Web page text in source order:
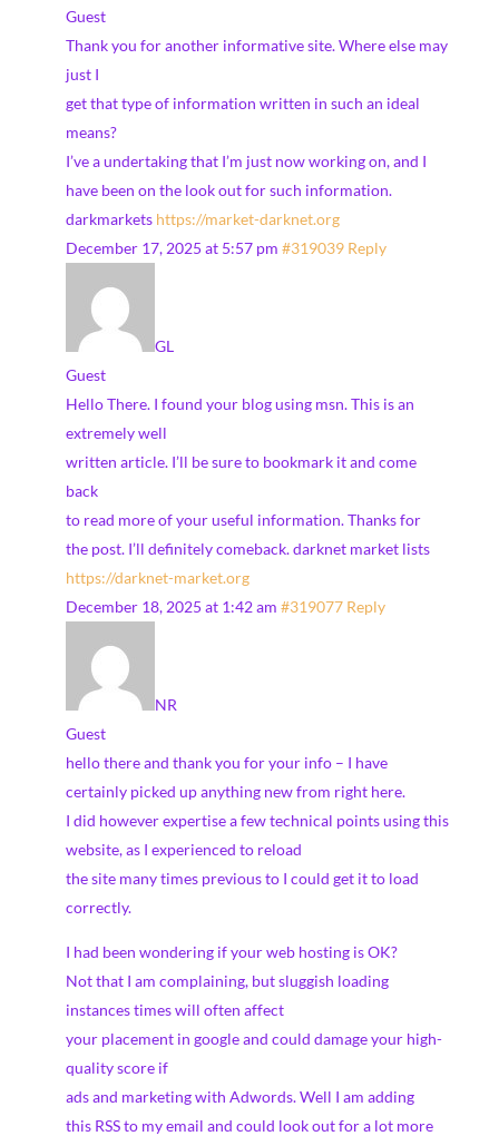
Guest
Thank you for another informative site. Where else may
just I
get that type of information written in such an ideal
means?
I’ve a undertaking that I’m just now working on, and I
have been on the look out for such information.
darkmarkets https://market-darknet.org
December 17, 2025 at 5:57 pm #319039 Reply
GL
Guest
Hello There. I found your blog using msn. This is an
extremely well
written article. I’ll be sure to bookmark it and come
back
to read more of your useful information. Thanks for
the post. I’ll definitely comeback. darknet market lists
https://darknet-market.org
December 18, 2025 at 1:42 am #319077 Reply
NR
Guest
hello there and thank you for your info – I have
certainly picked up anything new from right here.
I did however expertise a few technical points using this
website, as I experienced to reload
the site many times previous to I could get it to load
correctly.
I had been wondering if your web hosting is OK?
Not that I am complaining, but sluggish loading
instances times will often affect
your placement in google and could damage your high-
quality score if
ads and marketing with Adwords. Well I am adding
this RSS to my email and could look out for a lot more